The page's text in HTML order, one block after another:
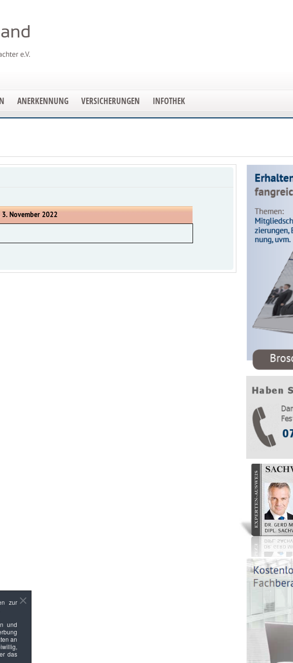
ANERKENNUNG VERSICHERUNGEN INFOTHEK
November 2022
zur
und
an
das